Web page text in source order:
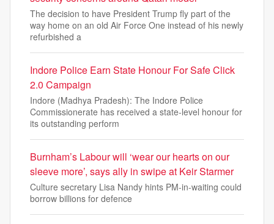
The decision to have President Trump fly part of the
way home on an old Air Force One instead of his newly
refurbished a
Indore Police Earn State Honour For Safe Click
2.0 Campaign
Indore (Madhya Pradesh): The Indore Police
Commissionerate has received a state-level honour for
its outstanding perform
Burnham’s Labour will ‘wear our hearts on our
sleeve more’, says ally in swipe at Keir Starmer
Culture secretary Lisa Nandy hints PM-in-waiting could
borrow billions for defence